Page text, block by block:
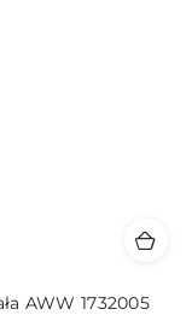
AWW 1732005